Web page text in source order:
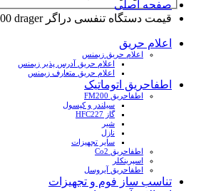
صفحه اصلی
قیمت دستگاه تنفسی دراگر pss7000 drager
اعلام حریق
اعلام حریق زیمنس
اعلام حریق آدرس پذیر زیمنس
اعلام حریق متعارف زیمنس
اطفاحریق اتوماتیک
اطفاحریق FM200
سیلندر و کپسول
گاز HFC227
شیر
نازل
سایر تجهیزات
اطفاحریق Co2
اسپرینکلر
اطفاحریق آیروسل
تناسب ساز فوم و تجهیزات